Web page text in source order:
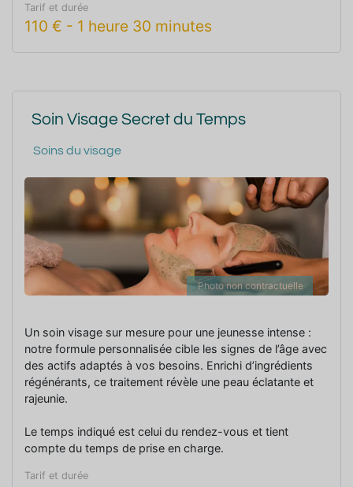
Tarif et durée
110 € - 1 heure 30 minutes
Soin Visage Secret du Temps
Soins du visage
Photo non contractuelle
Un soin visage sur mesure pour une jeunesse intense :
notre formule personnalisée cible les signes de l’âge avec
des actifs adaptés à vos besoins. Enrichi d’ingrédients
régénérants, ce traitement révèle une peau éclatante et
rajeunie.
Le temps indiqué est celui du rendez-vous et tient
compte du temps de prise en charge.
Tarif et durée